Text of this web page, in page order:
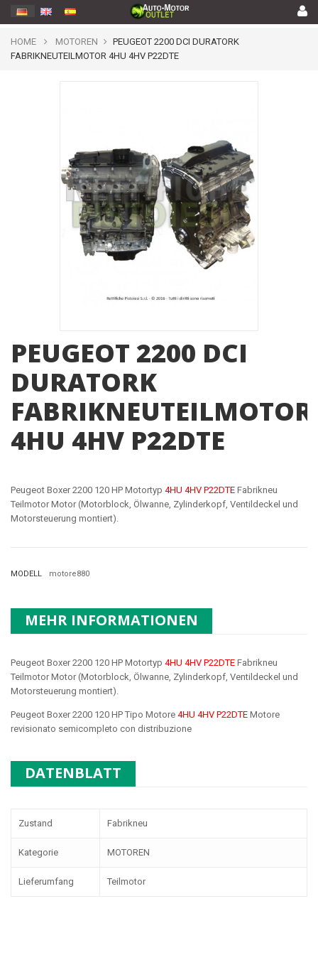
HOME MOTOREN
PEUGEOT 2200 DCI DURATORK
FABRIKNEUTEILMOTOR 4HU 4HV P22DTE
PEUGEOT 2200 DCI
DURATORK
FABRIKNEUTEILMOTOR
4HU 4HV P22DTE
Peugeot Boxer 2200 120 HP Motortyp 4HU 4HV P22DTE Fabrikneu
Teilmotor Motor (Motorblock, Ölwanne, Zylinderkopf, Ventildeckel und
Motorsteuerung montiert).
MODELL motore880
MEHR INFORMATIONEN
Peugeot Boxer 2200 120 HP Motortyp 4HU 4HV P22DTE Fabrikneu
Teilmotor Motor (Motorblock, Ölwanne, Zylinderkopf, Ventildeckel und
Motorsteuerung montiert).
Peugeot Boxer 2200 120 HP Tipo Motore 4HU 4HV P22DTE Motore
revisionato semicompleto con distribuzione
DATENBLATT
Zustand Fabrikneu
Kategorie MOTOREN
Lieferumfang Teilmotor